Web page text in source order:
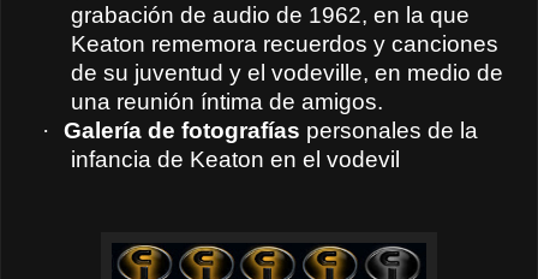
grabación de audio de 1962, en la que
Keaton rememora recuerdos y canciones
de su juventud y el vodeville, en medio de
una reunión íntima de amigos.
·
Galería de fotografías personales de la
infancia de Keaton en el vodevil